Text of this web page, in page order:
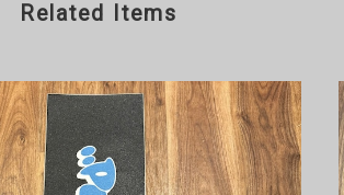
Related Items